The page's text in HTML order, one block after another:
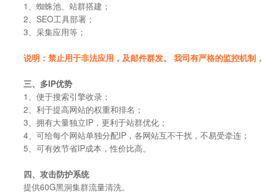
1、蜘蛛池、站群搭建；
2、SEO工具部署；
3、采集应用等；
说明：禁止用于非法应用，及邮件群发。 我司有严格的监控机制
三、多IP优势
1、便于搜索引擎收录；
2、利于提高网站的权重和排名；
3、拥有大量独立IP，更利于站群优化；
4、可给每个网站单独分配IP，各网站互不干扰，不易受牵连；
5、可有效节省IP成本，性价比高。
四、攻击防护系统
提供60G黑洞集群流量清洗。